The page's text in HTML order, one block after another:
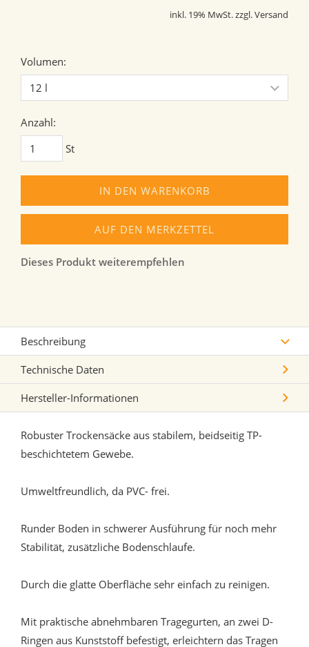
inkl. 19% MwSt. zzgl. Versand
Volumen:
Anzahl:
St
IN DEN WARENKORB
AUF DEN MERKZETTEL
Dieses Produkt weiterempfehlen
Beschreibung
Technische Daten
Hersteller-Informationen
Robuster Trockensäcke aus stabilem, beidseitig TP-
beschichtetem Gewebe.
Umweltfreundlich, da PVC- frei.
Runder Boden in schwerer Ausführung für noch mehr
Stabilität, zusätzliche Bodenschlaufe.
Durch die glatte Oberfläche sehr einfach zu reinigen.
Mit praktische abnehmbaren Tragegurten, an zwei D-
Ringen aus Kunststoff befestigt, erleichtern das Tragen